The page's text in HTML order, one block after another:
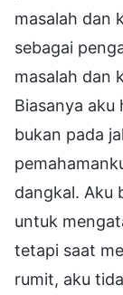
masalah dan
sebagai
masalah dan
Biasanya aku
bukan pada
dangkal. Aku
untuk
tetapi saat
rumit, aku